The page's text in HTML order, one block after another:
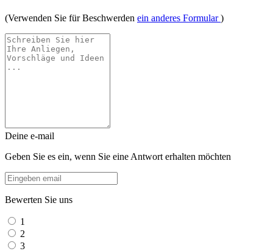
(Verwenden Sie für Beschwerden ein anderes Formular)
Deine e-mail
Geben Sie es ein, wenn Sie eine Antwort erhalten möchten
Bewerten Sie uns
1
2
3